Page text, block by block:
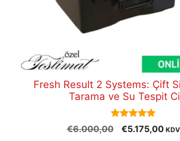
Fresh Result 2 Systems: Çift
Tarama ve Su Tespit
5.00
out of 5
€6.000,00
Orijinal
€5.175,00Şu